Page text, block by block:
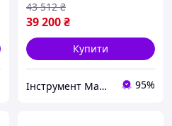
39 200₴
43 512 ₴
Купити
Інструмент Маркет 777 95%